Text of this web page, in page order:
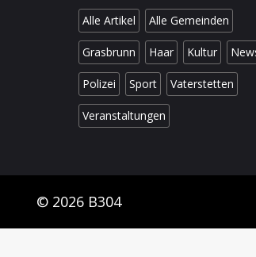
Alle Artikel Alle Gemeinden
Grasbrunn Haar Kultur
Polizei Sport Vaterstetten
Veranstaltungen
© 2026 B304